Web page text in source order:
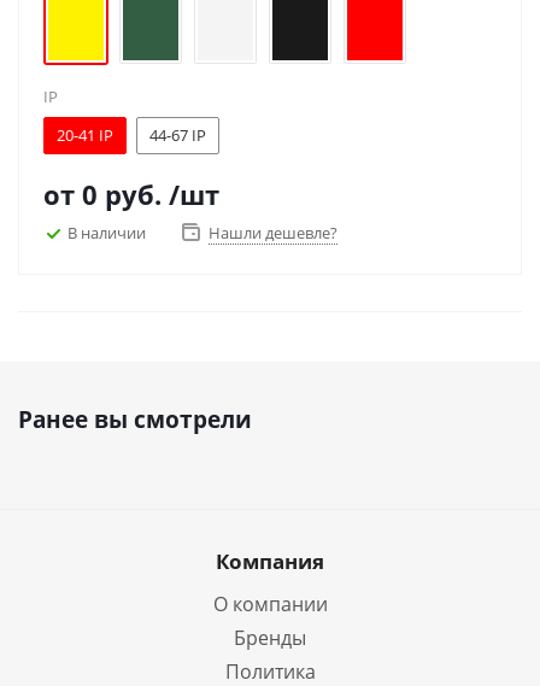
IP
20-41 IP
44-67 IP
от 0 руб. /шт
В наличии Нашли дешевле?
Ранее вы смотрели
Компания
О компании
Бренды
Политика